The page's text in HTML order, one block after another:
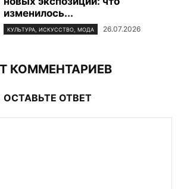
изменилось...
КУЛЬТУРА, ИСКУССТВО, МОДА 26.07.2026
КОММЕНТАРИЕВ
ОСТАВЬТЕ ОТВЕТ